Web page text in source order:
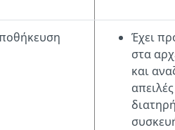
Έχει
στα
και